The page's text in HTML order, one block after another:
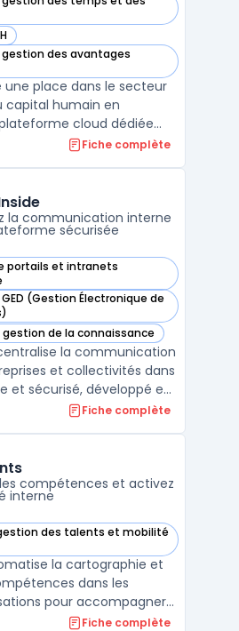
cette catégorie
cette catégorie
gestion des avantages
cette catégorie
place dans le secteur
capital humain en
cloud dédiée
centralise les
permet également
d’encadrer la paie, le suivi du temps ...
Fiche complète
la communication interne
sécurisée
portails et intranets
dans cette catégorie
(Gestion Électronique de
dans cette catégorie
gestion de la connaissance
dans cette catégorie
la communication
et collectivités dans
et sécurisé, développé en
exigences des
données, il s’adresse aux
Fiche complète
compétences et activez
interne
des talents et mobilité
dans cette catégorie
la cartographie et
dans les
pour accompagner
la gestion des talents
Fiche complète